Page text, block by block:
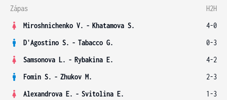
Zápas
H2H
Miroshnichenko V. - Khatamova S.
4-0
D'Agostino S. - Tabacco G.
0-3
Samsonova L. - Rybakina E.
4-2
Fomin S. - Zhukov M.
2-3
Alexandrova E. - Svitolina E.
1-3